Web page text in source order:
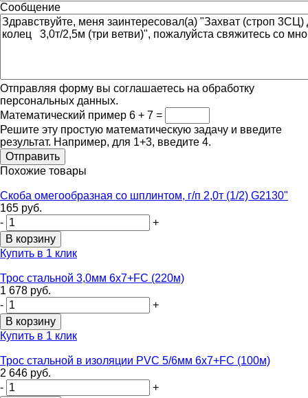
Сообщение
Отправляя форму вы соглашаетесь на обработку
персональных данных.
Математический пример 6 + 7 =
Решите эту простую математическую задачу и введите
результат. Например, для 1+3, введите 4.
Похожие товары
Скоба омегообразная со шплинтом, г/п 2,0т (1/2) G2130"
165 руб.
-
+
Купить в 1 клик
Трос стальной 3,0мм 6х7+FC (220м)
1 678 руб.
-
+
Купить в 1 клик
Трос стальной в изоляции PVC 5/6мм 6х7+FC (100м)
2 646 руб.
-
+